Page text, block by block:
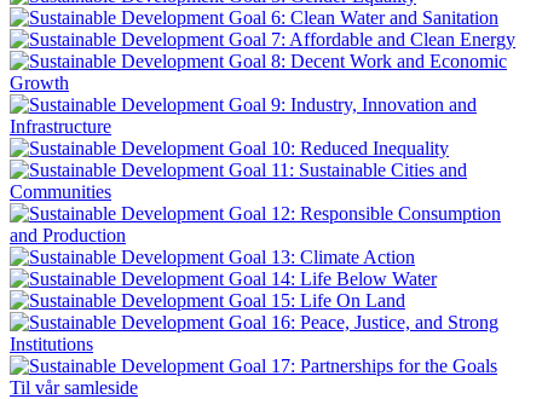
Til vår samleside